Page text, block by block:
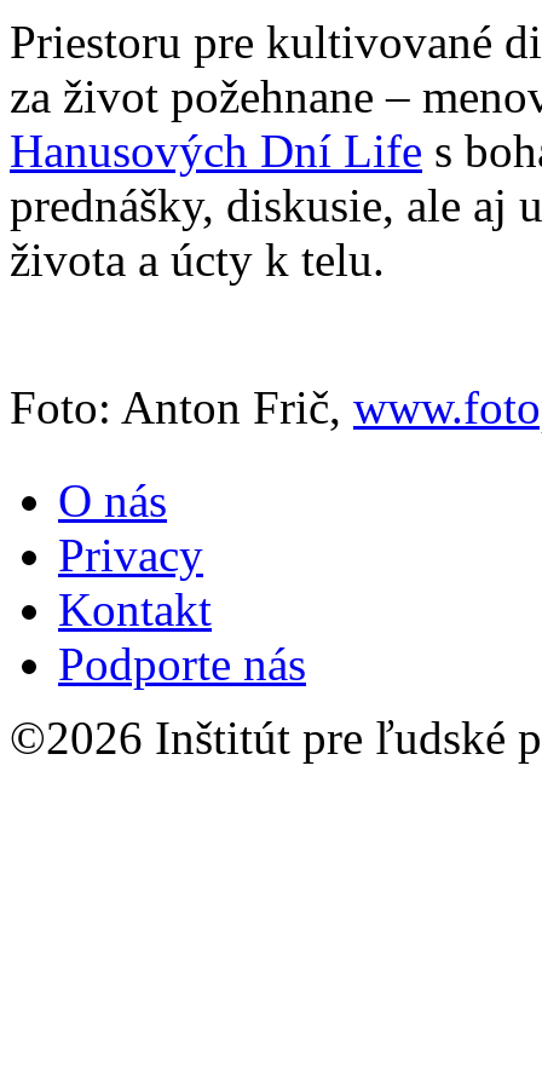
Priestoru pre kultivované
za život požehnane –
Hanusových Dní Life s
prednášky, diskusie, ale aj
života a úcty k telu.
Foto: Anton Frič,
O nás
Privacy
Kontakt
Podporte nás
©2026 Inštitút pre ľudské